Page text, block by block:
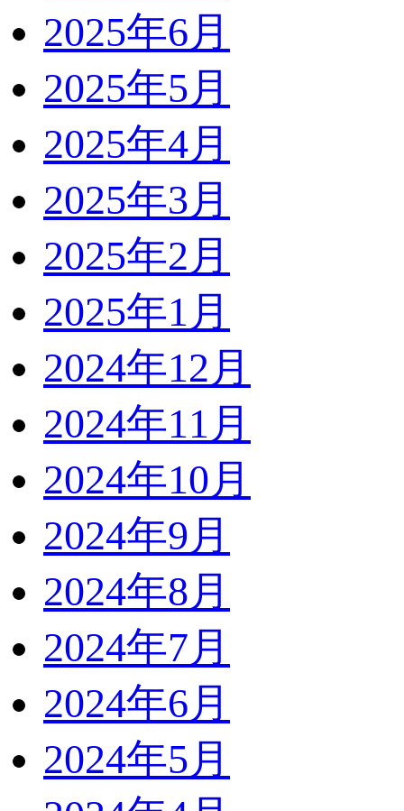
2025年6月
2025年5月
2025年4月
2025年3月
2025年2月
2025年1月
2024年12月
2024年11月
2024年10月
2024年9月
2024年8月
2024年7月
2024年6月
2024年5月